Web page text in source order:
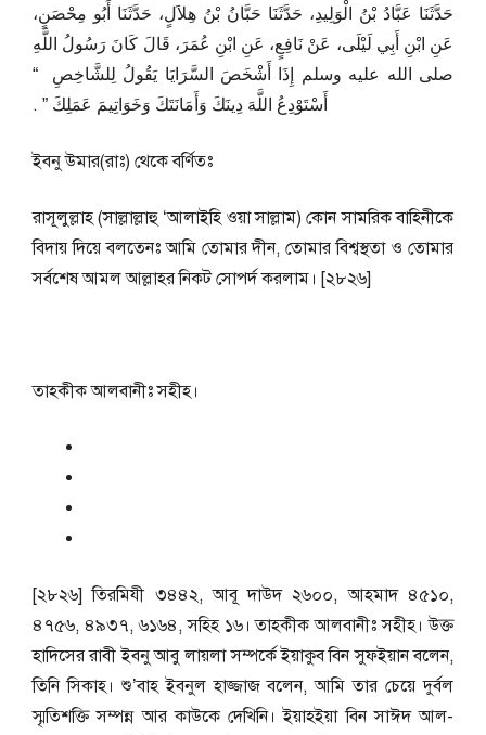
حَدَّثَنَا عَبَّادُ بْنُ الْوَلِيدِ، حَدَّثَنَا حَبَّانُ بْنُ هِلاَلٍ، حَدَّثَنَا أَبُو مِحْصَنٍ،
عَنِ ابْنِ أَبِي لَيْلَى، عَنْ نَافِعٍ، عَنِ ابْنِ عُمَرَ، قَالَ كَانَ رَسُولُ اللَّهِ
صلى الله عليه وسلم إِذَا أَشْخَصَ السَّرَايَا يَقُولُ لِلشَّاخِصِ ‏ “‏
أَسْتَوْدِعُ اللَّهَ دِينَكَ وَأَمَانَتَكَ وَخَوَاتِيمَ عَمَلِكَ ‏”‏ ‏.‏
ইবনু উমার(রাঃ) থেকে বর্ণিতঃ
রাসূলুল্লাহ (সাল্লাল্লাহু ‘আলাইহি ওয়া সাল্লাম) কোন সামরিক বাহিনীকে
বিদায় দিয়ে বলতেনঃ আমি তোমার দীন, তোমার বিশ্বস্থতা ও তোমার
সর্বশেষ আমল আল্লাহর নিকট সোপর্দ করলাম। [২৮২৬]
তাহকীক আলবানীঃ সহীহ।
[২৮২৬] তিরমিযী ৩৪৪২, আবূ দাউদ ২৬০০, আহমাদ ৪৫১০,
৪৭৫৬, ৪৯৩৭, ৬১৬৪, সহিহ ১৬। তাহকীক আলবানীঃ সহীহ। উক্ত
হাদিসের রাবী ইবনু আবু লায়লা সম্পর্কে ইয়াকুব বিন সুফইয়ান বলেন,
তিনি সিকাহ। শু’বাহ ইবনুল হাজ্জাজ বলেন, আমি তার চেয়ে দুর্বল
স্মৃতিশক্তি সম্পন্ন আর কাউকে দেখিনি। ইয়াহইয়া বিন সাঈদ আল-